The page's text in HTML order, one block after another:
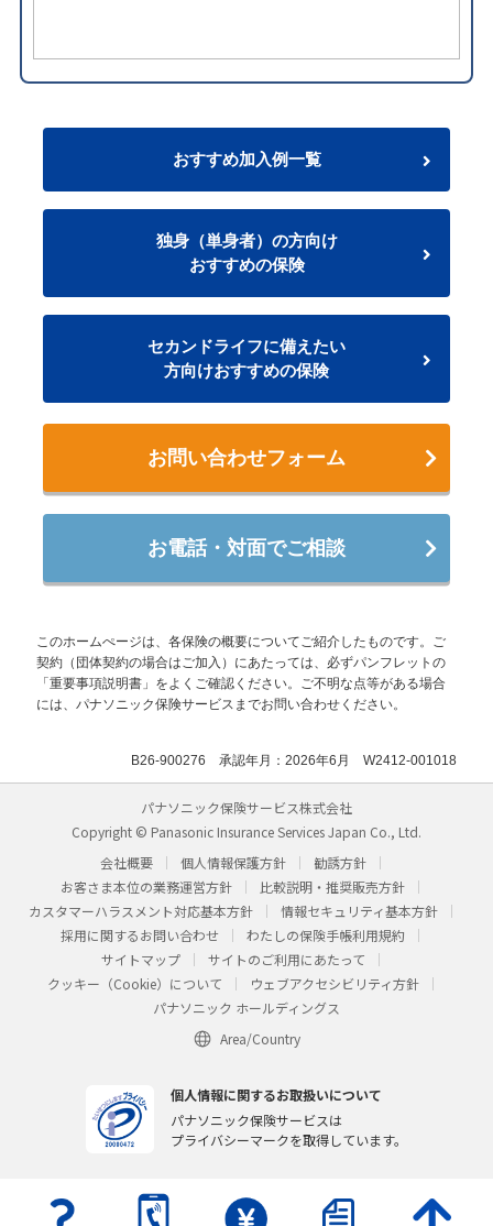
おすすめ加入例一覧
独身（単身者）の方向け
おすすめの保険
セカンドライフに備えたい
方向けおすすめの保険
お問い合わせフォーム
お電話・対面でご相談
このホームぺージは、各保険の概要についてご紹介したものです。ご
契約（団体契約の場合はご加入）にあたっては、必ずパンフレットの
「重要事項説明書」をよくご確認ください。ご不明な点等がある場合
には、パナソニック保険サービスまでお問い合わせください。
B26-900276 承認年月：2026年6月 W2412-001018
パナソニック保険サービス株式会社
Copyright © Panasonic Insurance Services Japan Co., Ltd.
会社概要
個人情報保護方針
勧誘方針
お客さま本位の業務運営方針
比較説明・推奨販売方針
カスタマーハラスメント対応基本方針
情報セキュリティ基本方針
採用に関するお問い合わせ
わたしの保険手帳利用規約
サイトマップ
サイトのご利用にあたって
クッキー（Cookie）について
ウェブアクセシビリティ方針
パナソニック ホールディングス
Area/Country
個人情報に関するお取扱いについて
パナソニック保険サービスは
プライバシーマークを取得しています。